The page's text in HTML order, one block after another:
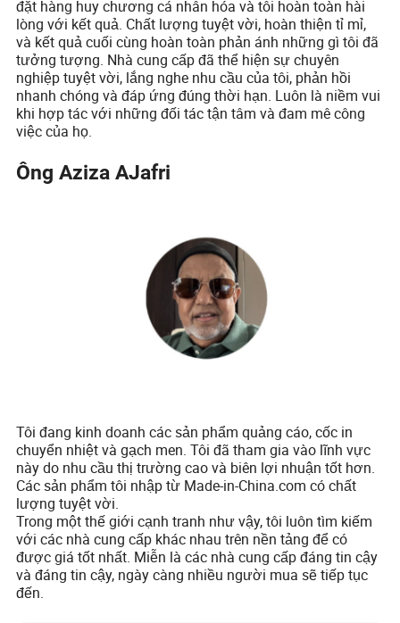
đặt hàng huy chương cá nhân hóa và tôi hoàn toàn hài
lòng với kết quả. Chất lượng tuyệt vời, hoàn thiện tỉ mỉ,
và kết quả cuối cùng hoàn toàn phản ánh những gì tôi đã
tưởng tượng. Nhà cung cấp đã thể hiện sự chuyên
nghiệp tuyệt vời, lắng nghe nhu cầu của tôi, phản hồi
nhanh chóng và đáp ứng đúng thời hạn. Luôn là niềm vui
khi hợp tác với những đối tác tận tâm và đam mê công
việc của họ.
Ông Aziza AJafri
Tôi đang kinh doanh các sản phẩm quảng cáo, cốc in
chuyển nhiệt và gạch men. Tôi đã tham gia vào lĩnh vực
này do nhu cầu thị trường cao và biên lợi nhuận tốt hơn.
Các sản phẩm tôi nhập từ Made-in-China.com có chất
lượng tuyệt vời.
Trong một thế giới cạnh tranh như vậy, tôi luôn tìm kiếm
với các nhà cung cấp khác nhau trên nền tảng để có
được giá tốt nhất. Miễn là các nhà cung cấp đáng tin cậy
và đáng tin cậy, ngày càng nhiều người mua sẽ tiếp tục
đến.